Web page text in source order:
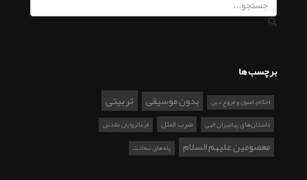
برچسب ها
احکام، اصول و فروع دین بدون موسیقی تربیتی
داستان‌های پیامبران الهی ضرب المثل فرمانروایان مقدس
معصومین علیهم السلام پله‌های سعادت